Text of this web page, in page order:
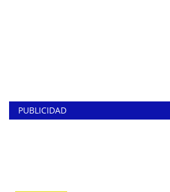
PUBLICIDAD